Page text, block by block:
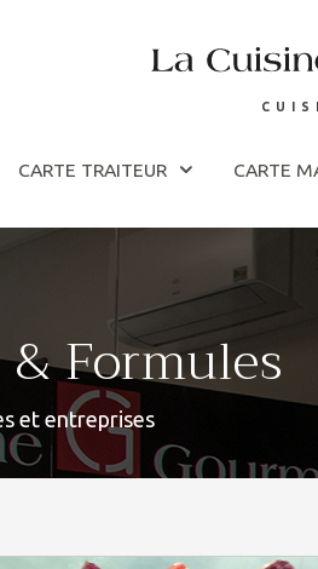
CARTE TRAITEUR CARTE
Formules
et entreprises